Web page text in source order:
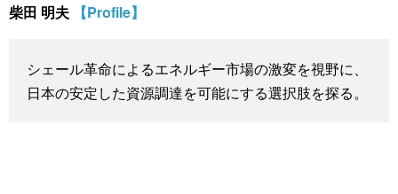
科学・技術
Books
柴田 明夫 【Profile】
シェール革命によるエネルギー市場の激変を視野に、
日本の安定した資源調達を可能にする選択肢を探る。